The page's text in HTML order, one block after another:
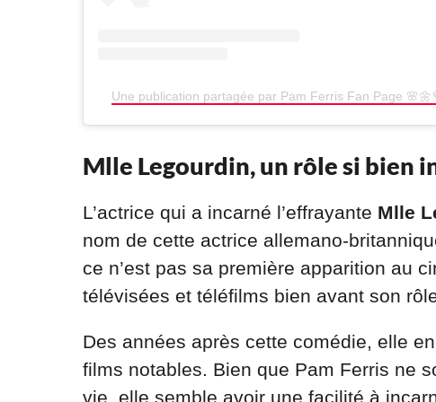
Une publication partagée par Pam Ferris Fan Page
Mlle Legourdin, un rôle si bien
L’actrice qui a incarné l’effrayante Mlle
nom de cette actrice allemano-
ce n’est pas sa première apparition au
télévisées et téléfilms bien avant son
Des années après cette comédie, elle
films notables. Bien que Pam Ferris ne
vie, elle semble avoir une facilité à